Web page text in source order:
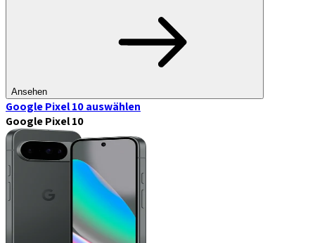
Ansehen
Google Pixel 10auswählen
Google Pixel 10